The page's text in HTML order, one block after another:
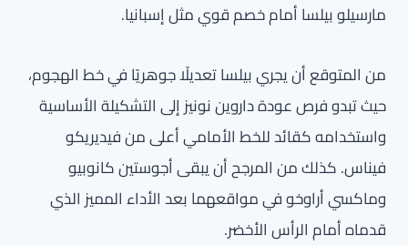
مارسيلو بيلسا أمام خصم قوي مثل إسبانيا.
من المتوقع أن يجري بيلسا تعديلًا جوهريًا في خط الهجوم،
حيث تبدو فرص عودة داروين نونيز إلى التشكيلة الأساسية
واستخدامه كقائد للخط الأمامي أعلى من فيديريكو
فيناس. كذلك من المرجح أن يبقى أجوستين كانوبيو
وماكسي أراوخو في مواقعهما بعد الأداء المميز الذي
قدماه أمام الرأس الأخضر.